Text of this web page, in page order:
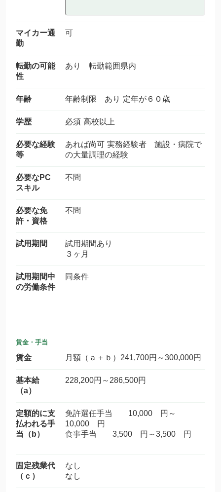
マイカー通
勤
可
転勤の可能
性
あり 転勤範囲県内
年齢 年齢制限 あり 定年が６０歳
学歴 必須 高校以上
必要な経験
等
あれば尚可 実務経験者 施設・病院で
の大量調理の経験
必要なPC
スキル
不問
必要な免
許・資格
不問
試用期間
試用期間あり
３ヶ月
試用期間中
の労働条件
同条件
賃金・手当
賃金 月額（ａ＋ｂ）241,700円～300,000円
基本給
（a）
228,200円～286,500円
定額的に支
払われる手
当（b）
免許選任手当 10,000 円～
10,000 円
食事手当 3,500 円～3,500 円
固定残業代
（ｃ）
なし
なし